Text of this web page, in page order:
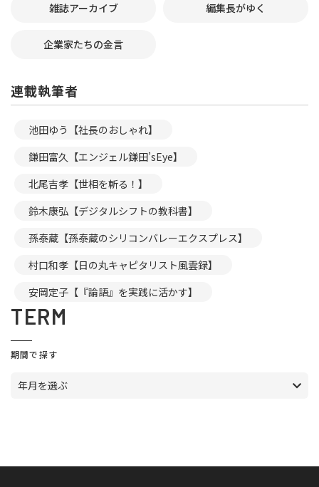
雑誌アーカイブ 編集長がゆく
企業家たちの金言
連載執筆者
池田ゆう【社長のおしゃれ】
鎌田富久【エンジェル鎌田’sEye】
北尾吉孝【世相を斬る！】
鈴木康弘【デジタルシフトの教科書】
孫泰蔵【孫泰蔵のシリコンバレーエクスプレス】
村口和孝【日の丸キャピタリスト風雲録】
安岡定子【『論語』を実践に活かす】
TERM
期間で探す
年月を選ぶ